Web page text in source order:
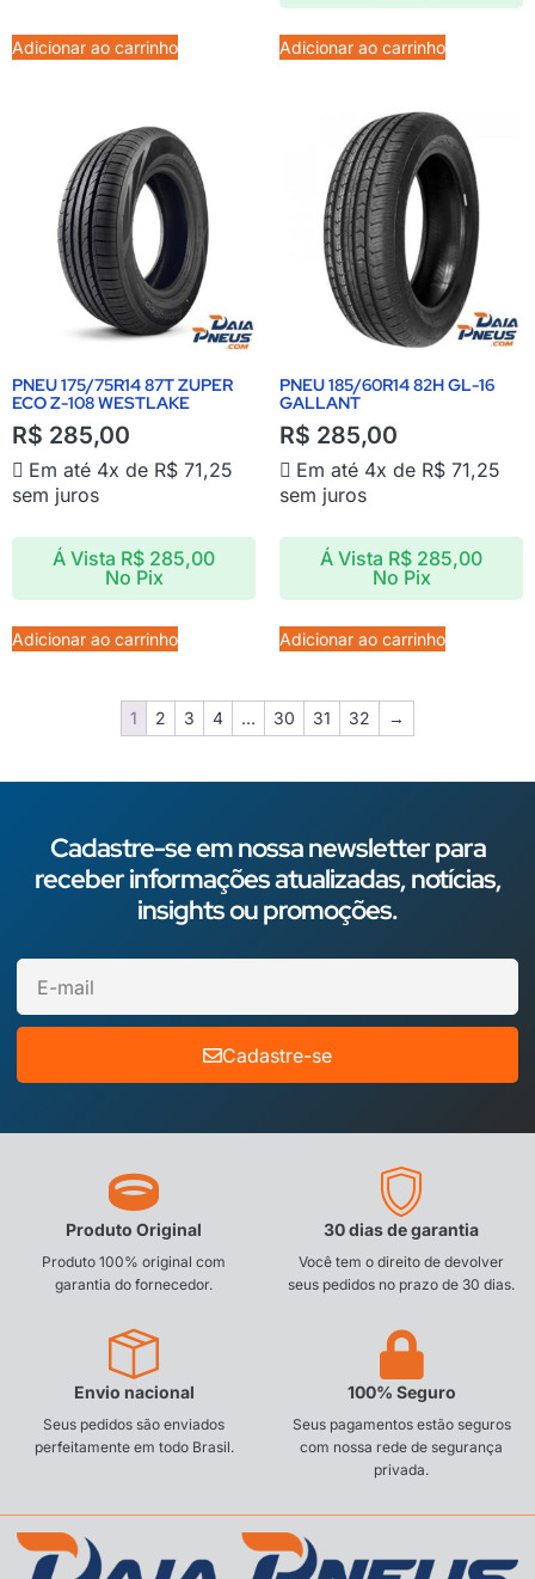
Adicionar ao carrinho Adicionar ao carrinho
PNEU 175/75R14 87T ZUPER
ECO Z-108 WESTLAKE
R$ 285,00
Em até 4x de R$ 71,25
sem juros
Á Vista R$ 285,00
No Pix
Adicionar ao carrinho
PNEU 185/60R14 82H GL-16
GALLANT
R$ 285,00
Em até 4x de R$ 71,25
sem juros
Á Vista R$ 285,00
No Pix
Adicionar ao carrinho
1 2 3 4 … 30 31 32 →
Cadastre-se em nossa newsletter para
receber informações atualizadas, notícias,
insights ou promoções.
Cadastre-se
Produto Original
Produto 100% original com
garantia do fornecedor.
30 dias de garantia
Você tem o direito de devolver
seus pedidos no prazo de 30 dias.
Envio nacional
Seus pedidos são enviados
perfeitamente em todo Brasil.
100% Seguro
Seus pagamentos estão seguros
com nossa rede de segurança
privada.